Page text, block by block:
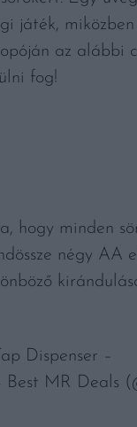
játék, miközben
az alábbi
fog!
hogy minden
négy AA
Dispenser –
Best MR Deals